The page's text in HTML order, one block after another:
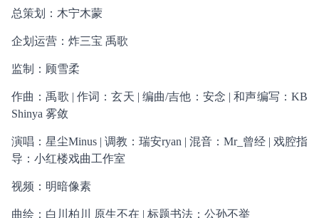
总策划：木宁木蒙
企划运营：炸三宝 禹歌
监制：顾雪柔
作曲：禹歌 | 作词：玄天 | 编曲/吉他：安念 | 和声编写：KB
Shinya 雾敛
演唱：星尘Minus | 调教：瑞安ryan | 混音：Mr_曾经 | 戏腔指
导：小红楼戏曲工作室
视频：明暗像素
曲绘：白川柏川 原生不在 | 标题书法：公孙不举